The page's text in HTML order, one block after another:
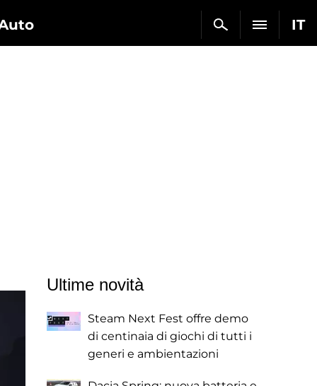
IT
Ultime novità
Steam Next Fest offre demo
di centinaia di giochi di tutti i
generi e ambientazioni